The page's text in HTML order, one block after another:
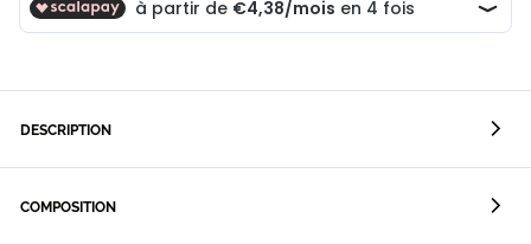
DESCRIPTION
COMPOSITION